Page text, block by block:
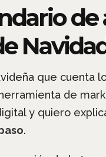
que cuenta
de
y quiero
.